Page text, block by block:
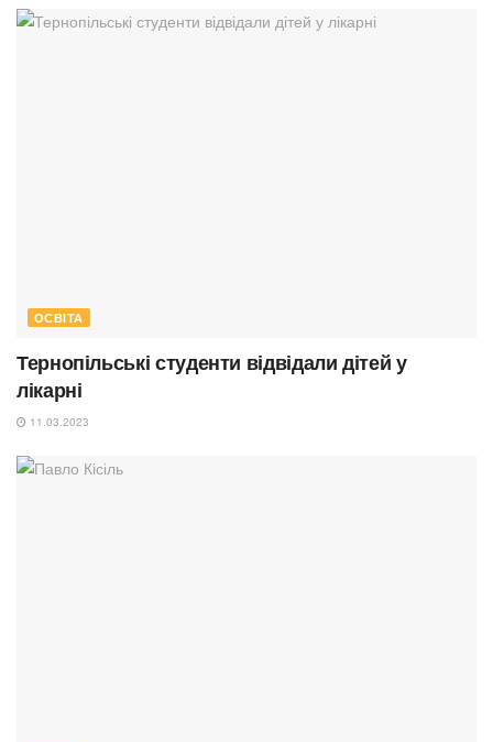
ОСВІТА
Тернопільські студенти відвідали дітей у
лікарні
11.03.2023